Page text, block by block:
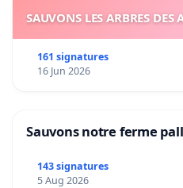
SAUVONS LES ARBRES DES
161 signatures
16 Jun 2026
Sauvons notre ferme
143 signatures
5 Aug 2026